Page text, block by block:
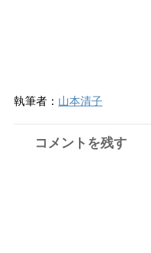
執筆者： 山本清子
コメントを残す